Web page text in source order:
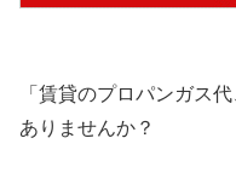
「賃貸のプロパンガス
ありませんか？